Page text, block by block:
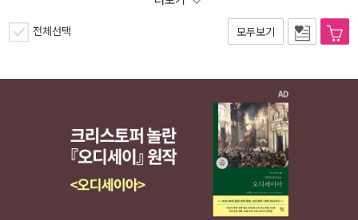
전체선택 모두보기